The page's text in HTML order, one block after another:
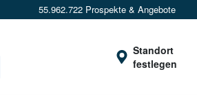
55.962.722 Prospekte & Angebote
Standort
festlegen